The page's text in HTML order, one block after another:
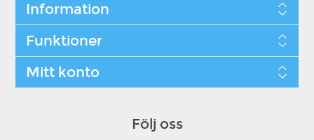
Information
Funktioner
Mitt konto
Följ oss